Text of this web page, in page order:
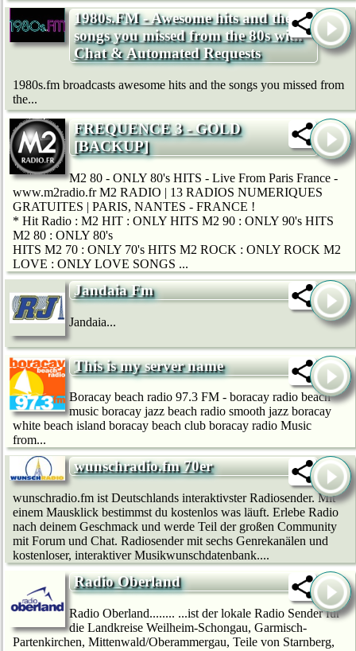
1980s.FM - Awesome hits and the
songs you missed from the 80s with
Chat & Automated Requests
1980s.fm broadcasts awesome hits and the songs you missed from
the...
FREQUENCE 3 - GOLD
[BACKUP]
M2 80 - ONLY 80's HITS - Live From Paris France -
www.m2radio.fr M2 RADIO | 13 RADIOS NUMERIQUES
GRATUITES | PARIS, NANTES - FRANCE !
* Hit Radio : M2 HIT : ONLY HITS M2 90 : ONLY 90's HITS
M2 80 : ONLY 80's
HITS M2 70 : ONLY 70's HITS M2 ROCK : ONLY ROCK M2
LOVE : ONLY LOVE SONGS ...
Jandaia Fm
Jandaia...
This is my server name
Boracay beach radio 97.3 FM - boracay radio beach
music boracay jazz beach radio smooth jazz boracay
white beach island boracay beach club boracay radio Music
from...
wunschradio.fm 70er
wunschradio.fm ist Deutschlands interaktivster Radiosender. Mit
einem Mausklick bestimmst du kostenlos was läuft. Erlebe Radio
nach deinem Geschmack und werde Teil der großen Community
mit Forum und Chat. Radiosender mit sechs Genrekanälen und
kostenloser, interaktiver Musikwunschdatenbank....
Radio Oberland
Radio Oberland........ ...ist der lokale Radio Sender für
die Landkreise Weilheim-Schongau, Garmisch-
Partenkirchen, Mittenwald/Oberammergau, Teile von Starnberg,